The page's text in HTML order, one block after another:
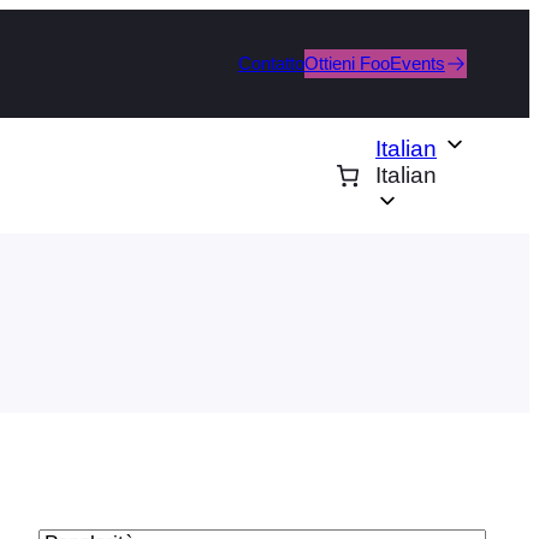
ContattoOttieni FooEvents
Italian
Italian